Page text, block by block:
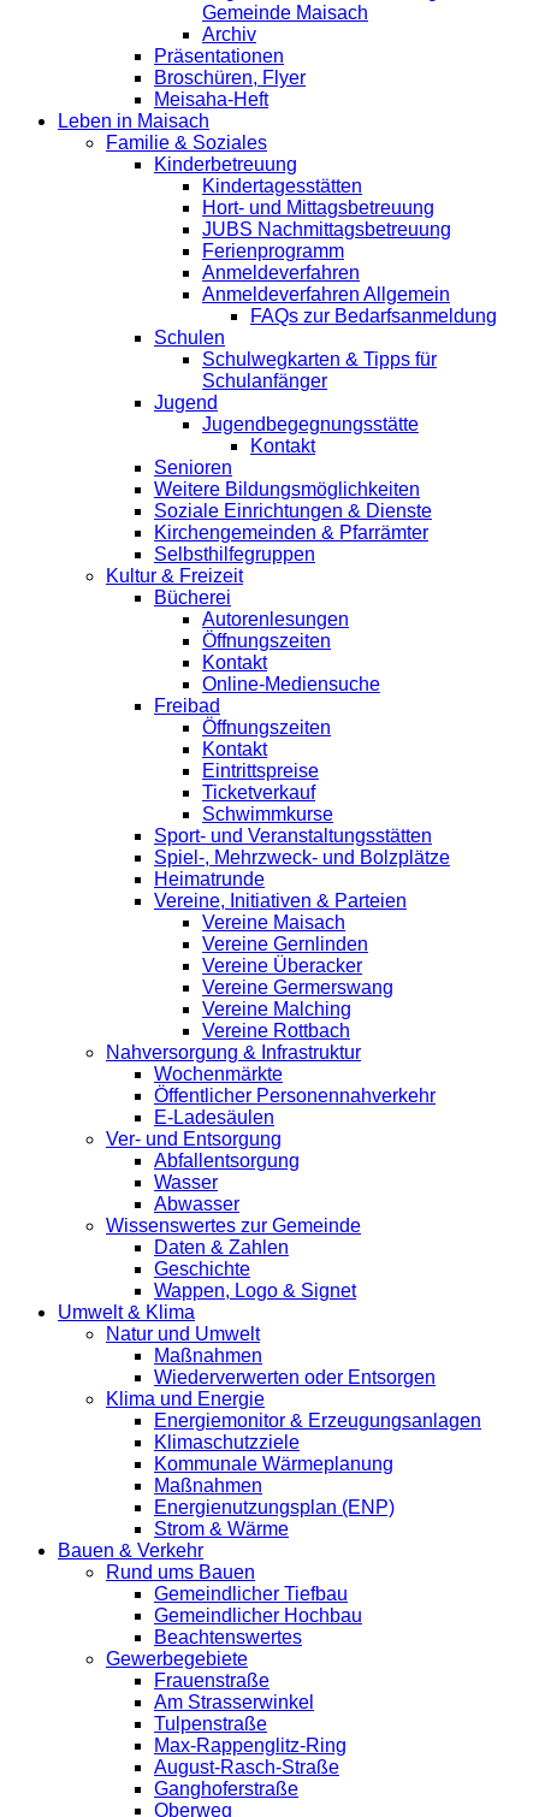
Gemeinde Maisach
Archiv
Präsentationen
Broschüren, Flyer
Meisaha-Heft
Leben in Maisach
Familie & Soziales
Kinderbetreuung
Kindertagesstätten
Hort- und Mittagsbetreuung
JUBS Nachmittagsbetreuung
Ferienprogramm
Anmeldeverfahren
Anmeldeverfahren Allgemein
FAQs zur Bedarfsanmeldung
Schulen
Schulwegkarten & Tipps für
Schulanfänger
Jugend
Jugendbegegnungsstätte
Kontakt
Senioren
Weitere Bildungsmöglichkeiten
Soziale Einrichtungen & Dienste
Kirchengemeinden & Pfarrämter
Selbsthilfegruppen
Kultur & Freizeit
Bücherei
Autorenlesungen
Öffnungszeiten
Kontakt
Online-Mediensuche
Freibad
Öffnungszeiten
Kontakt
Eintrittspreise
Ticketverkauf
Schwimmkurse
Sport- und Veranstaltungsstätten
Spiel-, Mehrzweck- und Bolzplätze
Heimatrunde
Vereine, Initiativen & Parteien
Vereine Maisach
Vereine Gernlinden
Vereine Überacker
Vereine Germerswang
Vereine Malching
Vereine Rottbach
Nahversorgung & Infrastruktur
Wochenmärkte
Öffentlicher Personennahverkehr
E-Ladesäulen
Ver- und Entsorgung
Abfallentsorgung
Wasser
Abwasser
Wissenswertes zur Gemeinde
Daten & Zahlen
Geschichte
Wappen, Logo & Signet
Umwelt & Klima
Natur und Umwelt
Maßnahmen
Wiederverwerten oder Entsorgen
Klima und Energie
Energiemonitor & Erzeugungsanlagen
Klimaschutzziele
Kommunale Wärmeplanung
Maßnahmen
Energienutzungsplan (ENP)
Strom & Wärme
Bauen & Verkehr
Rund ums Bauen
Gemeindlicher Tiefbau
Gemeindlicher Hochbau
Beachtenswertes
Gewerbegebiete
Frauenstraße
Am Strasserwinkel
Tulpenstraße
Max-Rappenglitz-Ring
August-Rasch-Straße
Ganghoferstraße
Oberweg